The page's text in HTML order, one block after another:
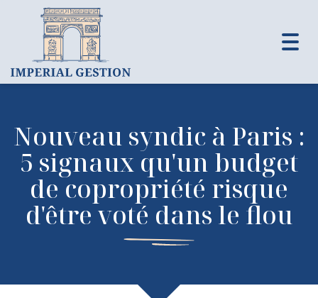
Nouveau syndic à Paris :
5 signaux qu'un budget
de copropriété risque
d'être voté dans le flou